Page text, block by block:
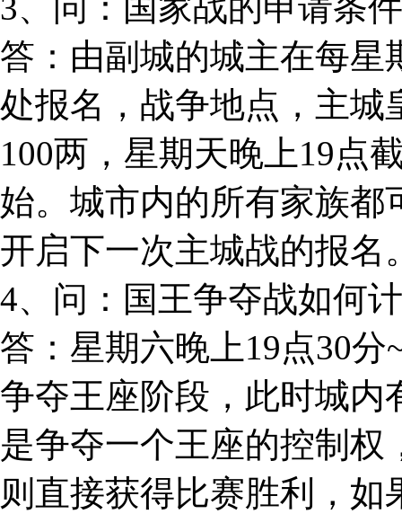
3、问：国家战的申请条
答：由副城的城主在每星
处报名，战争地点，主城
100两，星期天晚上19点
始。城市内的所有家族都
开启下一次主城战的报名
4、问：国王争夺战如何
答：星期六晚上19点30
争夺王座阶段，此时城内
是争夺一个王座的控制权
则直接获得比赛胜利，